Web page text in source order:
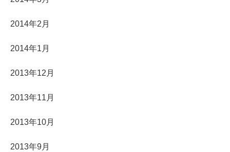
2014年2月
2014年1月
2013年12月
2013年11月
2013年10月
2013年9月